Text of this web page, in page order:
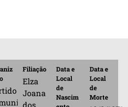
Filiação
Elza
Joana
dos
Data e
Local
de
Nascim
Data e
Local
de
Morte